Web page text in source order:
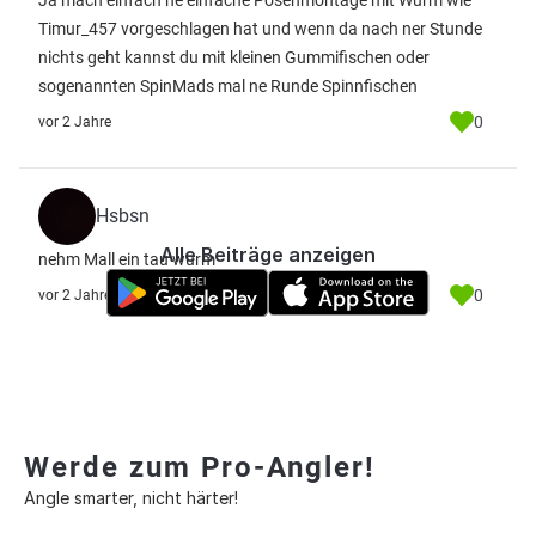
Timur_457 vorgeschlagen hat und wenn da nach ner Stunde
nichts geht kannst du mit kleinen Gummifischen oder
sogenannten SpinMads mal ne Runde Spinnfischen
vor 2 Jahre 0
Hsbsn
nehm Mall ein tau wurm
vor 2 Jahre 0
Alle Beiträge anzeigen
Werde zum Pro-Angler!
Angle smarter, nicht härter!